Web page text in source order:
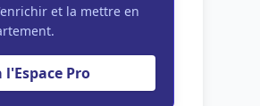
et la mettre en
l'Espace Pro